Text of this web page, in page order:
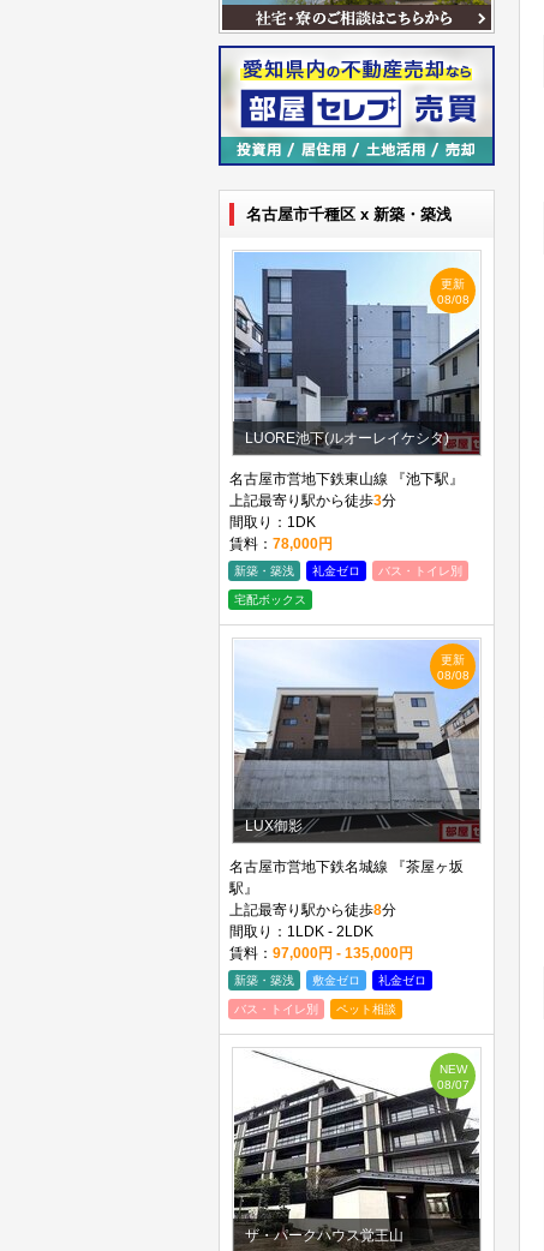
名古屋市千種区 x 新築・築浅
更新
08/08
LUORE池下(ルオーレイケシタ)
名古屋市営地下鉄東山線 『池下駅』
上記最寄り駅から徒歩3分
間取り：1DK
賃料： 78,000円
新築・築浅 礼金ゼロ バス・トイレ別
宅配ボックス
更新
08/08
LUX御影
名古屋市営地下鉄名城線 『茶屋ヶ坂
駅』
上記最寄り駅から徒歩8分
間取り：1LDK - 2LDK
賃料： 97,000円 - 135,000円
新築・築浅 敷金ゼロ 礼金ゼロ
バス・トイレ別 ペット相談
NEW
08/07
ザ・パークハウス覚王山